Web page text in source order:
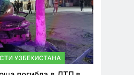
УЗБЕКИСТАНА